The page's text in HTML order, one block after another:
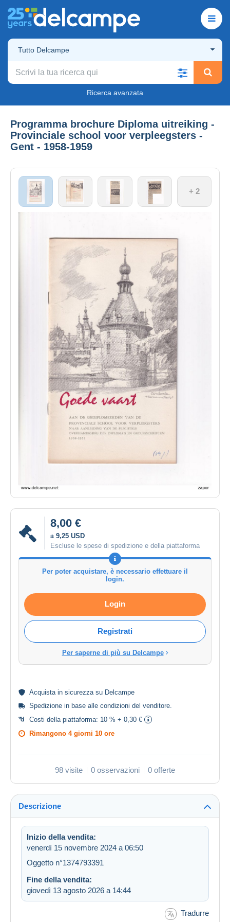
Tutto Delcampe
Ricerca avanzata
Programma brochure Diploma uitreiking -
Provinciale school voor verpleegsters -
Gent - 1958-1959
+ 2
8,00 €
± 9,25 USD
Escluse le spese di spedizione e della piattaforma
Per poter acquistare, è necessario effettuare il
login.
Login
Registrati
Per saperne di più su Delcampe
Acquista in sicurezzasu Delcampe
Spedizione in base alle condizioni del venditore.
Costi della piattaforma: 10 % + 0,30 €
Rimangono 4 giorni 10 ore
98 visite 0 osservazioni 0 offerte
Descrizione
Inizio della vendita:
venerdì 15 novembre 2024 a 06:50
Oggetto n°1374793391
Fine della vendita:
giovedì 13 agosto 2026 a 14:44
Tradurre